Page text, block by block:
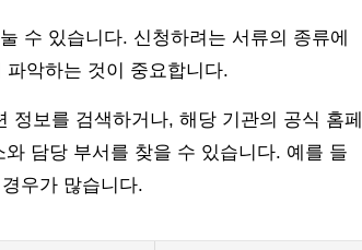
수 있습니다. 신청하려는 서류의 종류에
악하는 것이 중요합니다.
정보를 검색하거나, 해당 기관의 공식 홈페
와 담당 부서를 찾을 수 있습니다. 예를 들
우가 많습니다.